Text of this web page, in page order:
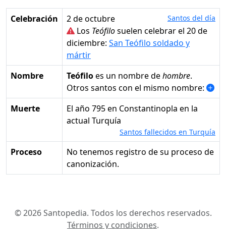
Celebración 2 de octubre Santos del día
Los Teófilosuelen celebrar el 20 de
diciembre: San Teófilo soldado y
mártir
Nombre
Teófiloes un nombre dehombre.
Otros santos con el mismo nombre:
Muerte
el año 795 en Constantinopla en la
actual Turquía
Santos fallecidos en Turquía
Proceso
No tenemos registro de su proceso de
canonización.
© 2026 Santopedia. Todos los derechos reservados.
Términos y condiciones.